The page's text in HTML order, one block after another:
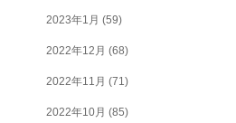
2023年1月 (59)
2022年12月 (68)
2022年11月 (71)
2022年10月 (85)